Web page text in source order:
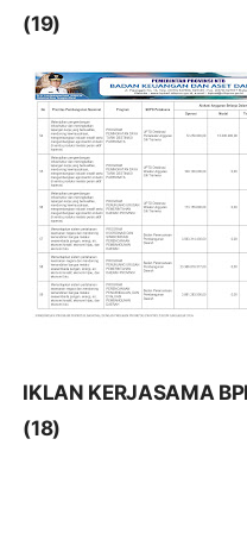
(19)
IKLAN KERJASAMA
(18)